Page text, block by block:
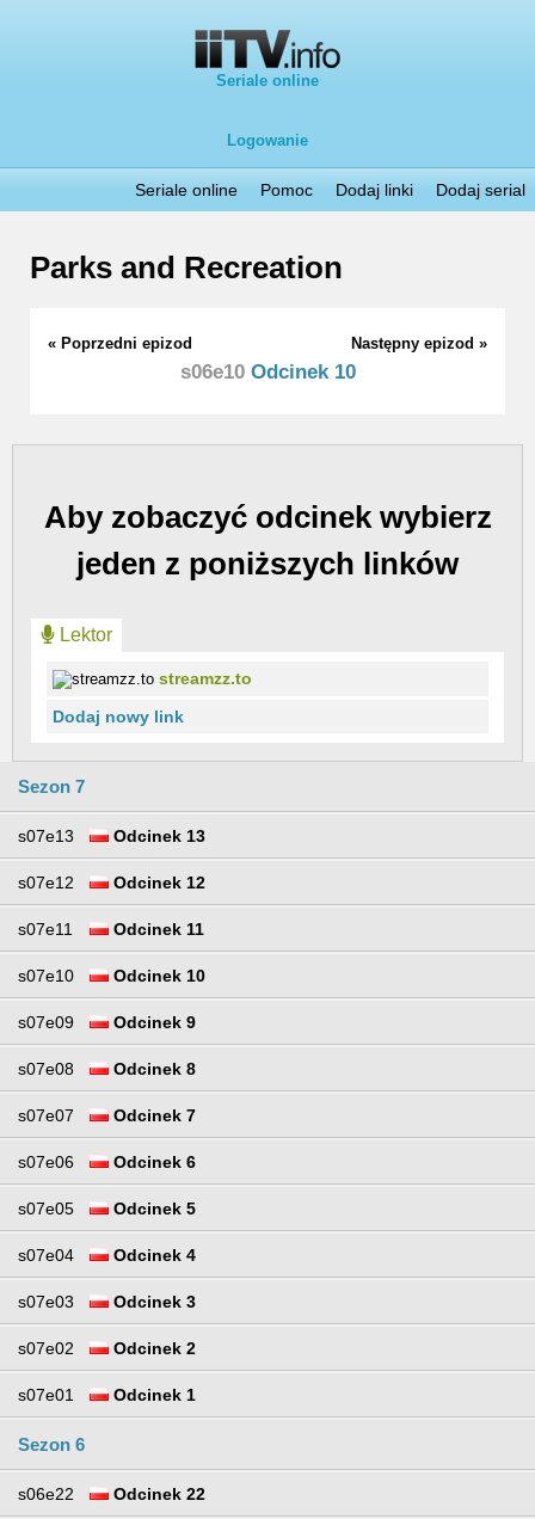
Seriale online
Logowanie
Seriale online Pomoc Dodaj linki Dodaj serial
Parks and Recreation
« Poprzedni epizod Następny epizod »
s06e10Odcinek 10
Aby zobaczyć odcinek wybierz
jeden z poniższych linków
Lektor
streamzz.to
Dodaj nowy link
Sezon 7
s07e13 Odcinek 13
s07e12 Odcinek 12
s07e11 Odcinek 11
s07e10 Odcinek 10
s07e09 Odcinek 9
s07e08 Odcinek 8
s07e07 Odcinek 7
s07e06 Odcinek 6
s07e05 Odcinek 5
s07e04 Odcinek 4
s07e03 Odcinek 3
s07e02 Odcinek 2
s07e01 Odcinek 1
Sezon 6
s06e22 Odcinek 22